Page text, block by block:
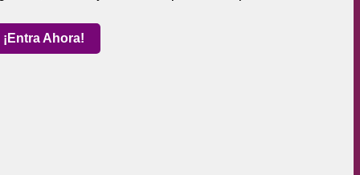
¡Entra Ahora!